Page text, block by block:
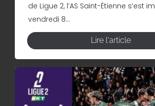
de Ligue 2, l’AS Saint-Étienne s’est
vendredi 8...
Lire l'article